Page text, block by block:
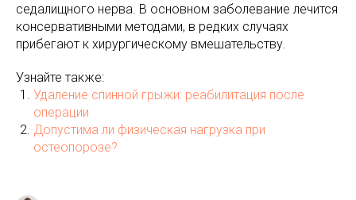
седалищного нерва. В основном заболевание лечится
консервативными методами, в редких случаях
прибегают к хирургическому вмешательству.
Узнайте также:
Удаление спинной грыжи: реабилитация после
операции
Допустима ли физическая нагрузка при
остеопорозе?